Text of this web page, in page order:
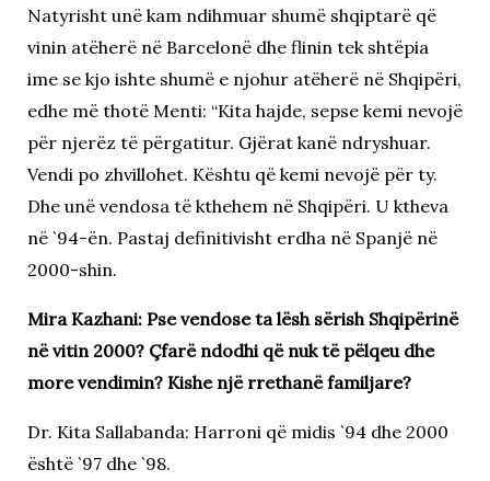
Natyrisht unë kam ndihmuar shumë shqiptarë që
vinin atëherë në Barcelonë dhe flinin tek shtëpia
ime se kjo ishte shumë e njohur atëherë në Shqipëri,
edhe më thotë Menti: “Kita hajde, sepse kemi nevojë
për njerëz të përgatitur. Gjërat kanë ndryshuar.
Vendi po zhvillohet. Kështu që kemi nevojë për ty.
Dhe unë vendosa të kthehem në Shqipëri. U ktheva
në `94-ën. Pastaj definitivisht erdha në Spanjë në
2000-shin.
Mira Kazhani: Pse vendose ta lësh sërish Shqipërinë
në vitin 2000? Çfarë ndodhi që nuk të pëlqeu dhe
more vendimin? Kishe një rrethanë familjare?
Dr. Kita Sallabanda: Harroni që midis `94 dhe 2000
është `97 dhe `98.